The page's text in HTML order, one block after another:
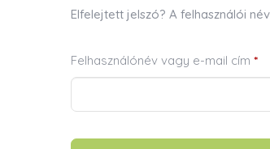
Elfelejtett jelszó? A felhasználói
Felhasználónév vagy e-mail cím *